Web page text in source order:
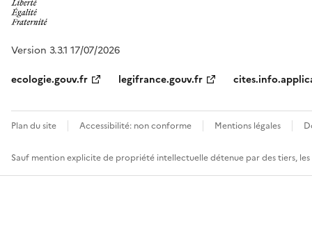
Version 3.3.1 17/07/2026
ecologie.gouv.fr
legifrance.gouv.fr
Plan du site Accessibilité: non conforme Mentions légales
Sauf mention explicite de propriété intellectuelle détenue par des tiers,